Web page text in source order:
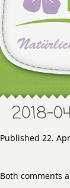
2018-
Published 22.
Both comments